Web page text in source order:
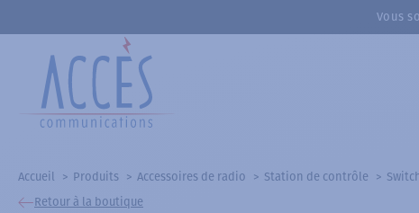
Vous
Accueil Produits Accessoires de radio Station de contrôle
Retour à la boutique